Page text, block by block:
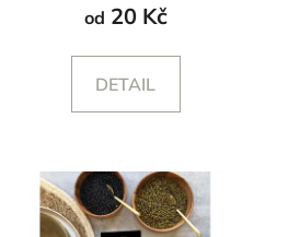
od 20 Kč
DETAIL